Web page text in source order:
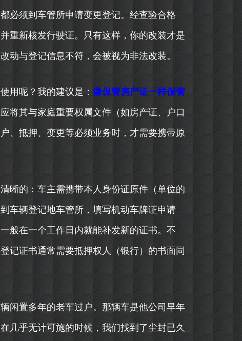
必须到车管所申请变更登记。经查验合格
重新核发行驶证。只有这样，你的改装才是
动与登记信息不符，会被视为非法改装。
用呢？我的建议是：像保管房产证一样保管
将其与家庭重要权属文件（如房产证、户口
、抵押、变更等必须业务时，才需要携带原
晰的：车主需携带本人身份证原件（单位的
车辆登记地车管所，填写机动车牌证申请
般在一个工作日内就能补发新的证书。不
记证书通常需要抵押权人（银行）的书面同
闲置多年的老车过户。那辆车是他公司早年
几乎无计可施的时候，我们找到了尘封已久